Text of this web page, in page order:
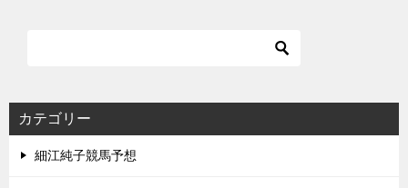
カテゴリー
細江純子競馬予想